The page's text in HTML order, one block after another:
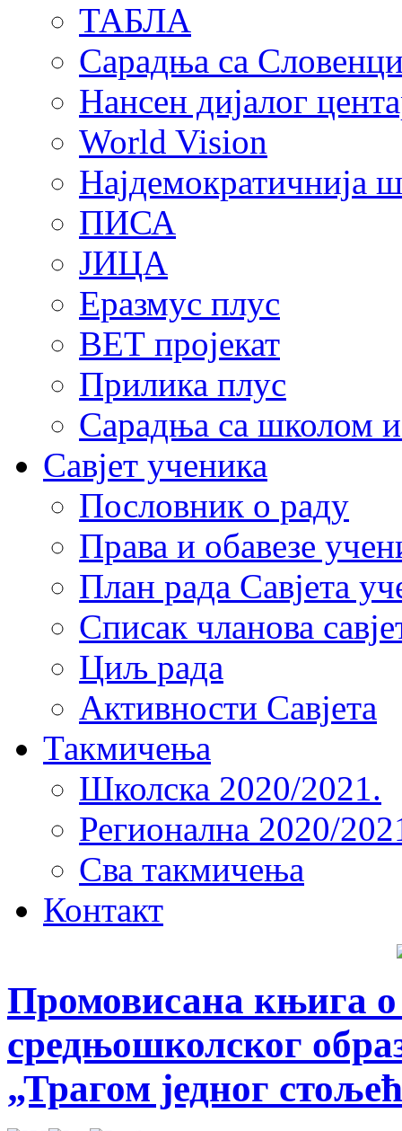
ТАБЛА
Сарадња са
Нансен дијалог
World Vision
Најдемократичнија
ПИСА
ЈИЦА
Еразмус плус
ВЕТ пројекат
Прилика плус
Сарадња са школом
Савјет ученика
Пословник о раду
Права и обавезе
План рада Савјета
Списак чланова
Циљ рада
Активности Савјета
Такмичења
Школска 2020/2021.
Регионална 2020/
Сва такмичења
Контакт
Промовисана књига
средњошколског
„Трагом једног